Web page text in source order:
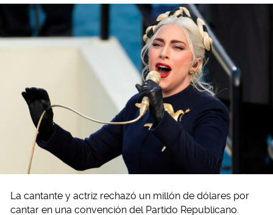
La cantante y actriz rechazó un millón de dólares por
cantar en una convención del Partido Republicano.